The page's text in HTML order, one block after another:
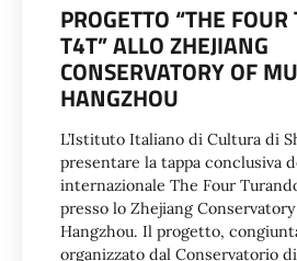
PROGETTO “THE
T4T” ALLO ZHEJIANG
CONSERVATORY OF
HANGZHOU
L’Istituto Italiano di Cultura di
presentare la tappa conclusiva
internazionale The Four
presso lo Zhejiang
Hangzhou. Il progetto,
organizzato dal Conservatorio